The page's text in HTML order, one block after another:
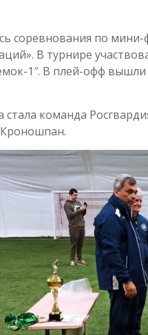
соревнования по
В турнире
1″. В плей-офф
команда